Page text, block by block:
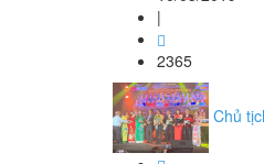
|
2365
Chủ